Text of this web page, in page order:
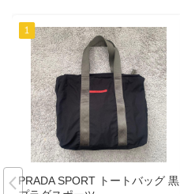
PRADA SPORT トートバッグ 黒